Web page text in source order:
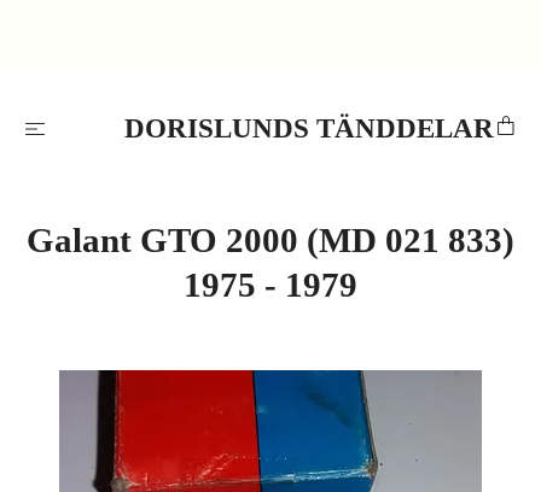
DORISLUNDS TÄNDDELAR
Galant GTO 2000 (MD 021 833)
1975 - 1979